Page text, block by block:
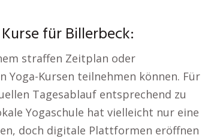
für Billerbeck:
straffen Zeitplan oder
Kursen teilnehmen können. Für
Tagesablauf entsprechend zu
Yogaschule hat vielleicht nur eine
doch digitale Plattformen eröffnen